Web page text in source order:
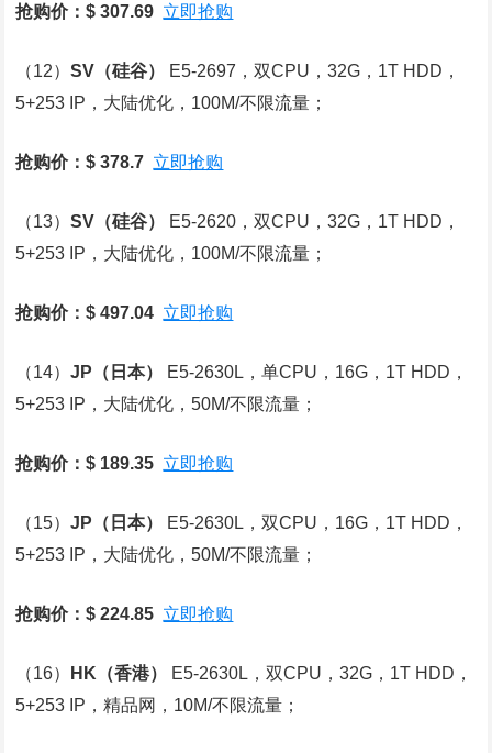
抢购价：$ 307.69 立即抢购
（12）SV （硅谷）
E5-2697，双CPU，32G，1T HDD，
5+253 IP，大陆优化，100M/不限流量；
抢购价：$ 378.7 立即抢购
（13）SV （硅谷）
E5-2620，双CPU，32G，1T HDD，
5+253 IP，大陆优化，100M/不限流量；
抢购价：$ 497.04 立即抢购
（14）JP （日本）
E5-2630L，单CPU，16G，1T HDD，
5+253 IP，大陆优化，50M/不限流量；
抢购价：$ 189.35 立即抢购
（15）JP （日本）
E5-2630L，双CPU，16G，1T HDD，
5+253 IP，大陆优化，50M/不限流量；
抢购价：$ 224.85 立即抢购
（16） HK （香港）
E5-2630L，双CPU，32G，1T HDD，
5+253 IP，精品网，10M/不限流量；